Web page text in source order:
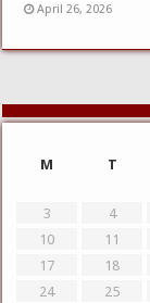
April 26, 2026
M
T
3
4
10
11
17
18
24
25